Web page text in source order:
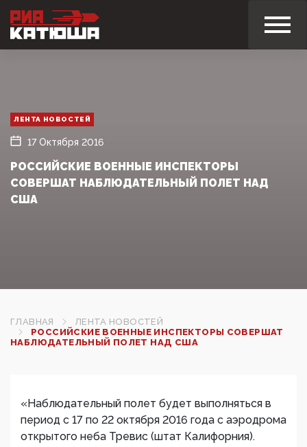
ЛЕНТА НОВОСТЕЙ
17 Октября 2016
РОССИЙСКИЕ ВОЕННЫЕ ИНСПЕКТОРЫ
СОВЕРШАТ НАБЛЮДАТЕЛЬНЫЙ ПОЛЕТ НАД
США
ГЛАВНАЯ
ЛЕНТА НОВОСТЕЙ
РОССИЙСКИЕ ВОЕННЫЕ ИНСПЕКТОРЫ СОВЕРШАТ
НАБЛЮДАТЕЛЬНЫЙ ПОЛЕТ НАД США
«Наблюдательный полет будет выполняться в
период с 17 по 22 октября 2016 года с аэродрома
открытого неба Тревис (штат Калифорния).